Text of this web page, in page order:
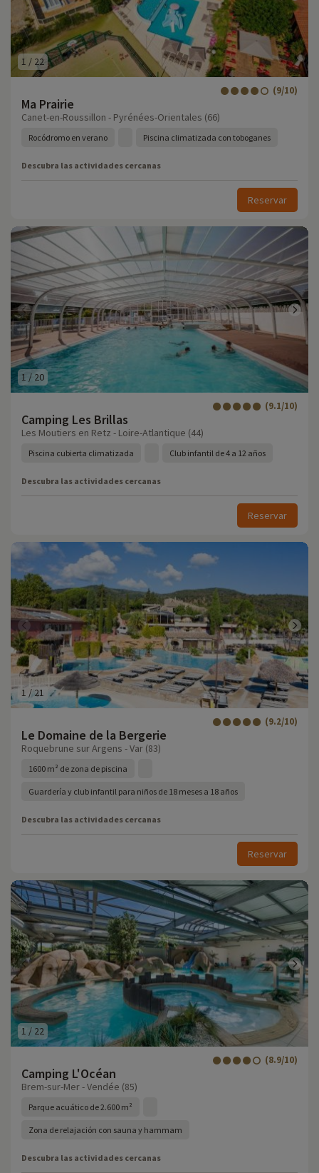
1 / 22
Ma Prairie
(9/10)
Canet-en-Roussillon - Pyrénées-Orientales (66)
Rocódromo en verano Piscina climatizada con toboganes
Descubra las actividades cercanas
Reservar
1 / 20
Camping Les Brillas
(9.1/10)
Les Moutiers en Retz - Loire-Atlantique (44)
Piscina cubierta climatizada Club infantil de 4 a 12 años
Descubra las actividades cercanas
Reservar
1 /21
Le Domaine de la Bergerie
(9.2/10)
Roquebrune sur Argens - Var (83)
1600 m² de zona de piscina
Guardería y club infantil para niños de 18 meses a 18 años
Descubra las actividades cercanas
Reservar
1 / 22
Camping L'Océan
(8.9/10)
Brem-sur-Mer - Vendée (85)
Parque acuático de 2.600 m²
Zona de relajación con sauna y hammam
Descubra las actividades cercanas